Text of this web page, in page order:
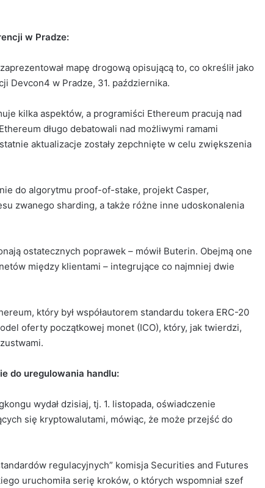
w Pradze:
mapę drogową opisującą to, co określił jako
Devcon4 w Pradze, 31. października.
kilka aspektów, a programiści Ethereum pracują nad
długo debatowali nad możliwymi ramami
aktualizacje zostały zepchnięte w celu zwiększenia
do algorytmu proof-of-stake, projekt Casper,
zwanego sharding, a także różne inne udoskonalenia
ostatecznych poprawek – mówił Buterin. Obejmą one
między klientami – integrujące co najmniej dwie
który był współautorem standardu tokera ERC-20
oferty początkowej monet (ICO), który, jak twierdzi,
do uregulowania handlu:
wydał dzisiaj, tj. 1. listopada, oświadczenie
się kryptowalutami, mówiąc, że może przejść do
regulacyjnych” komisja Securities and Futures
uruchomiła serię kroków, o których wspomniał szef